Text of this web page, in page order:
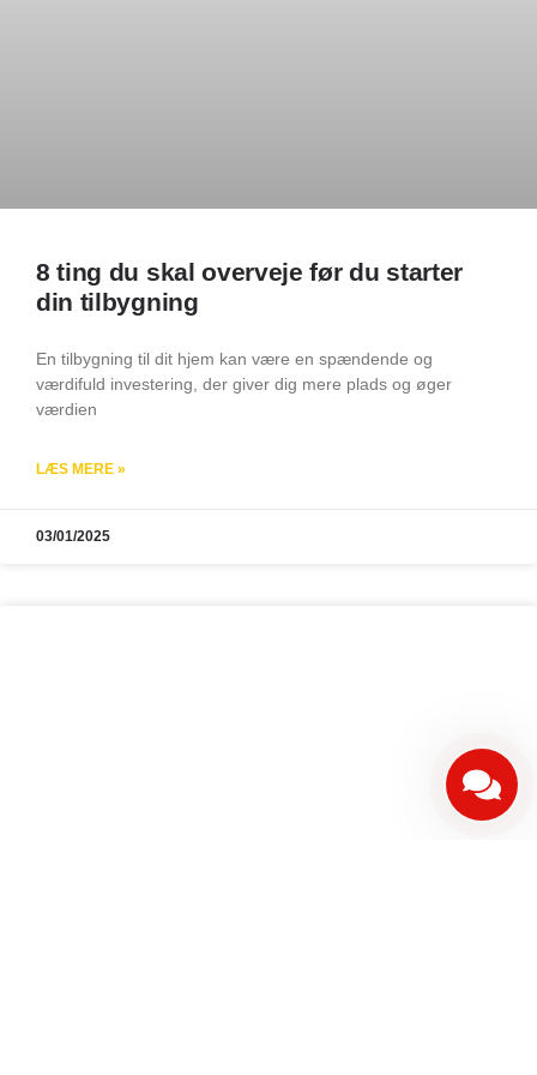
8 ting du skal overveje før du starter
din tilbygning
En tilbygning til dit hjem kan være en spændende og
værdifuld investering, der giver dig mere plads og øger
værdien
LÆS MERE »
03/01/2025